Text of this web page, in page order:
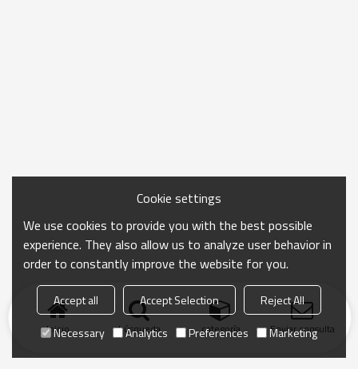
Inicio búsqueda categoría Enviar consulta
Cookie settings
We use cookies to provide you with the best possible
experience. They also allow us to analyze user behavior in
order to constantly improve the website for you.
Accept all Accept Selection
Reject All
Necessary
Analytics Preferences Marketing